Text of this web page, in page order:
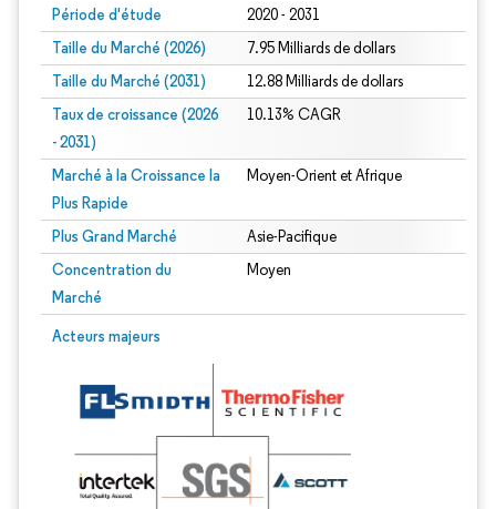
Période d'étude 2020 - 2031
Taille du Marché (2026) 7.95 Milliards de dollars
Taille du Marché (2031) 12.88 Milliards de dollars
Taux de croissance (2026
- 2031)
10.13% CAGR
Marché à la Croissance la
Plus Rapide
Moyen-Orient et Afrique
Plus Grand Marché Asie-Pacifique
Concentration du
Marché
Moyen
Acteurs majeurs
Image © Mordor Intelligence. La réutilisation nécessite une attribution sous CC